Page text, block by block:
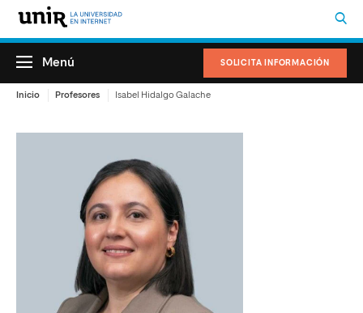
SOLICITA INFORMACIÓN
Menú
Inicio Profesores Isabel Hidalgo Galache